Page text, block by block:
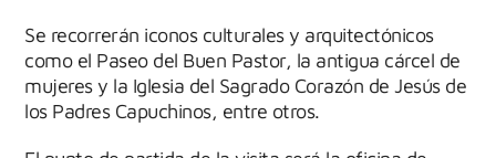
Se recorrerán iconos culturales y arquitectónicos
como el Paseo del Buen Pastor, la antigua cárcel de
mujeres y la Iglesia del Sagrado Corazón de Jesús de
los Padres Capuchinos, entre otros.